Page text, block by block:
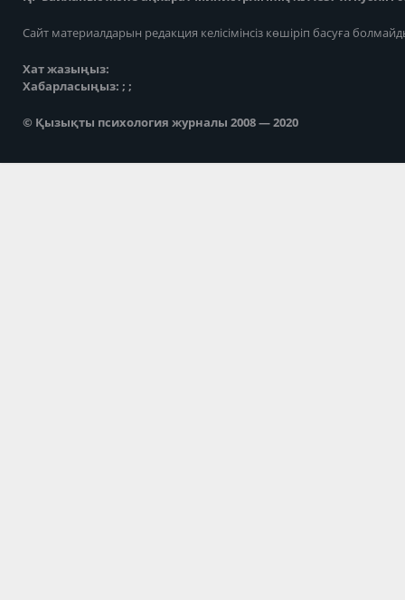
Сайт материалдарын редакция келісімінсіз көшіріп басуға
Хат жазыңыз:
Хабарласыңыз: ; ;
© Қызықты психология журналы 2008 — 2020